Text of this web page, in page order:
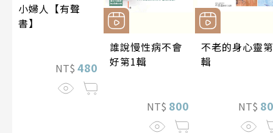
小婦人【有聲
書】
NT$ 480
誰說慢性病不會
好第1輯
NT$ 800
不老的身心靈
輯
NT$